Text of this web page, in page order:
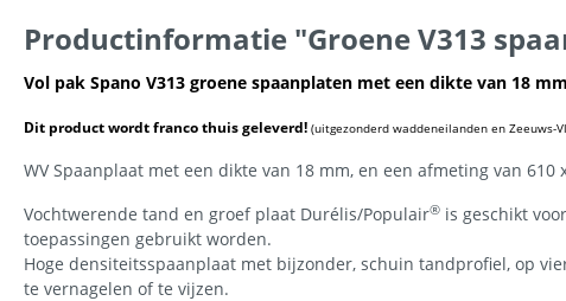
Productinformatie "Groene V313
Vol pak Spano V313 groene spaanplaten met een dikte van 18
Dit product wordt franco thuis geleverd! (uitgezonderd waddeneilanden en Zeeuws-
WV Spaanplaat met een dikte van 18 mm, en een afmeting van
Vochtwerende tand en groef plaat Durélis/Populair® is geschikt
toepassingen gebruikt worden.
Hoge densiteitsspaanplaat met bijzonder, schuin tandprofiel, op
te vernagelen of te vijzen.